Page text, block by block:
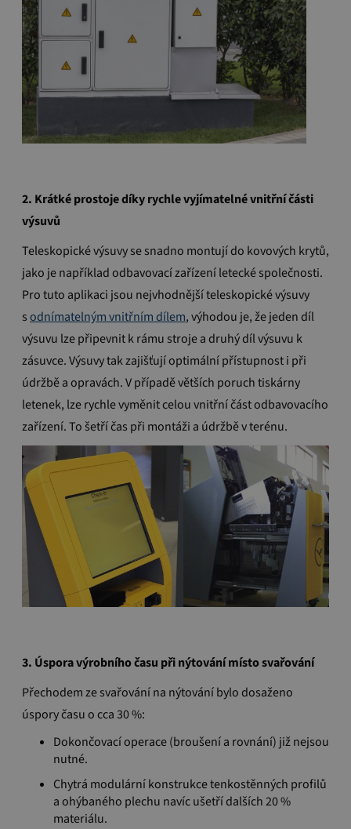
2. Krátké prostoje díky rychle vyjímatelné vnitřní části
výsuvů
Teleskopické výsuvy se snadno montují do kovových krytů,
jako je například odbavovací zařízení letecké společnosti.
Pro tuto aplikaci jsou nejvhodnější teleskopické výsuvy
sodnímatelným vnitřním dílem, výhodou je, že jeden díl
výsuvu lze připevnit k rámu stroje a druhý díl výsuvu k
zásuvce.Výsuvy tak zajišťují optimální přístupnost i při
údržbě a opravách.V případě větších poruch tiskárny
letenek, lze rychle vyměnit celou vnitřní část odbavovacího
zařízení.To šetří čas při montáži a údržbě v terénu.
3. Úspora výrobního času při nýtování místo svařování
Přechodem ze svařování na nýtování bylo dosaženo
úspory času o cca 30 %:
Dokončovací operace (broušení a rovnání) již nejsou
nutné.
Chytrá modulární konstrukce tenkostěnných profilů
a ohýbaného plechu navíc ušetří dalších 20 %
materiálu.